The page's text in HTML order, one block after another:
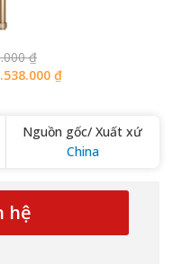
₫
₫
Nguồn gốc/ Xuất xứ
China
hệ